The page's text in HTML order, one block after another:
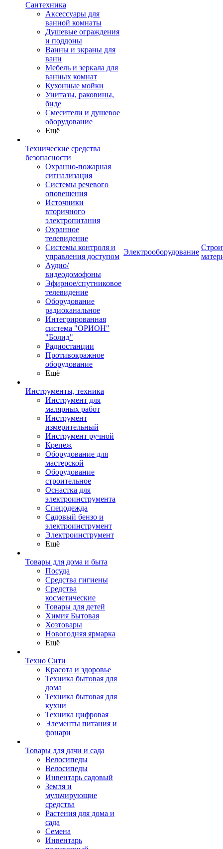
Сантехника
Аксессуары для
ванной комнаты
Душевые ограждения
и поддоны
Ванны и экраны для
ванн
Мебель и зеркала для
ванных комнат
Кухонные мойки
Унитазы, раковины,
биде
Смесители и душевое
оборудование
Ещё
Технические средства
безопасности
Охранно-пожарная
сигнализация
Системы речевого
оповещения
Источники
вторичного
электропитания
Охранное
телевидение
Системы контроля и
управления доступом
Аудио/
видеодомофоны
Эфирное/спутниковое
телевидение
Оборудование
радиоканальное
Интегрированная
система "ОРИОН"
"Болид"
Радиостанции
Противокражное
оборудование
Ещё
Инструменты, техника
Инструмент для
малярных работ
Инструмент
измерительный
Инструмент ручной
Крепеж
Оборудование для
мастерской
Оборудование
строительное
Оснастка для
электроинструмента
Спецодежда
Садовый бензо и
электроинструмент
Электроинструмент
Ещё
Товары для дома и быта
Посуда
Средства гигиены
Средства
косметические
Товары для детей
Химия Бытовая
Хозтовары
Новогодняя ярмарка
Ещё
Техно Сити
Красота и здоровье
Техника бытовая для
дома
Техника бытовая для
кухни
Техника цифровая
Элементы питания и
фонари
Товары для дачи и сада
Велосипеды
Велосипеды
Инвентарь садовый
Земля и
мульчирующие
средства
Растения для дома и
сада
Семена
Инвентарь
Электрооборудование